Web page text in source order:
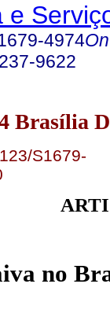
e
4974
9622
Brasília
S1679-
no